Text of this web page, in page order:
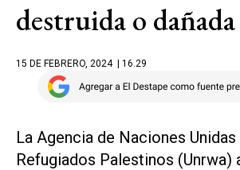
destruida o dañada
15 DE FEBRERO, 2024 | 16.29
La Agencia de Naciones
Refugiados Palestinos (Unrwa)